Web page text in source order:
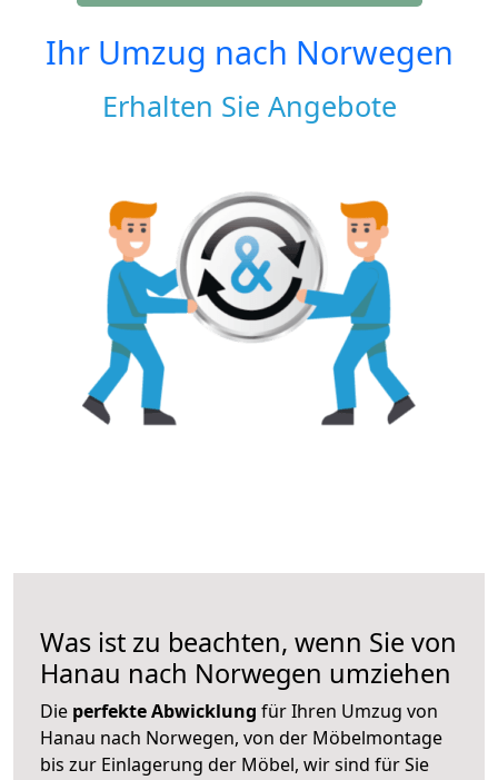
Ihr Umzug nach Norwegen
Erhalten Sie Angebote
Was ist zu beachten, wenn Sie von
Hanau nach Norwegen umziehen
Die perfekte Abwicklung für Ihren Umzug von
Hanau nach Norwegen, von der Möbelmontage
bis zur Einlagerung der Möbel, wir sind für Sie